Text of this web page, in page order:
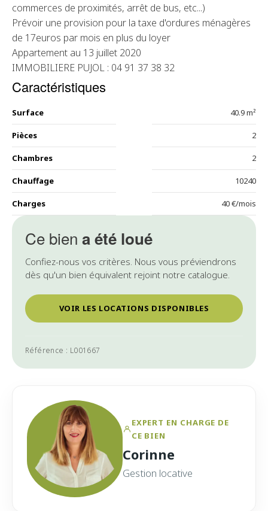
Ce bien a été loué
Confiez-nous vos critères. Nous vous préviendrons
dès qu'un bien équivalent rejoint notre catalogue.
VOIR LES LOCATIONS DISPONIBLES
Référence : L001667
commerces de proximités, arrêt de bus, etc...)
Prévoir une provision pour la taxe d'ordures ménagères
de 17euros par mois en plus du loyer
Appartement au 13 juillet 2020
IMMOBILIERE PUJOL : 04 91 37 38 32
Caractéristiques
Surface 40.9 m²
Pièces 2
Chambres 2
Chauffage 10240
Charges 40 €/mois
EXPERT EN CHARGE DE
CE BIEN
Corinne
Gestion locative